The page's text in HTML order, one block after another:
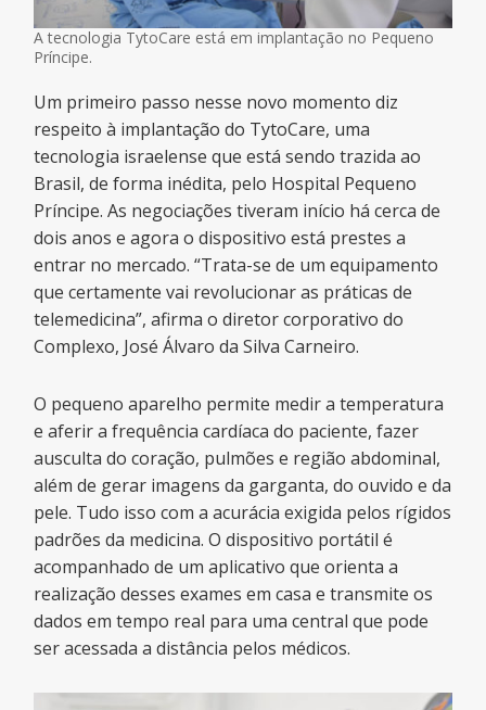
A tecnologia TytoCare está em implantação no Pequeno
Príncipe.
Um primeiro passo nesse novo momento diz
respeito à implantação do TytoCare, uma
tecnologia israelense que está sendo trazida ao
Brasil, de forma inédita, pelo Hospital Pequeno
Príncipe. As negociações tiveram início há cerca de
dois anos e agora o dispositivo está prestes a
entrar no mercado. “Trata-se de um equipamento
que certamente vai revolucionar as práticas de
telemedicina”, afirma o diretor corporativo do
Complexo, José Álvaro da Silva Carneiro.
O pequeno aparelho permite medir a temperatura
e aferir a frequência cardíaca do paciente, fazer
ausculta do coração, pulmões e região abdominal,
além de gerar imagens da garganta, do ouvido e da
pele. Tudo isso com a acurácia exigida pelos rígidos
padrões da medicina. O dispositivo portátil é
acompanhado de um aplicativo que orienta a
realização desses exames em casa e transmite os
dados em tempo real para uma central que pode
ser acessada a distância pelos médicos.